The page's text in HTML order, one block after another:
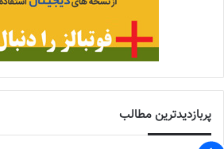
پربازدیدترین مطالب